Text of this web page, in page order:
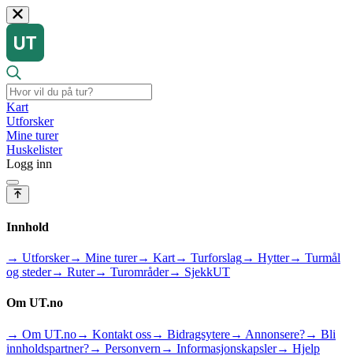
Kart
Utforsker
Mine turer
Huskelister
Logg inn
Innhold
→ Utforsker→ Mine turer→ Kart→ Turforslag→ Hytter→ Turmål
og steder→ Ruter→ Turområder→ SjekkUT
Om UT.no
→ Om UT.no→ Kontakt oss→ Bidragsytere→ Annonsere?→ Bli
innholdspartner?→ Personvern → Informasjonskapsler→ Hjelp